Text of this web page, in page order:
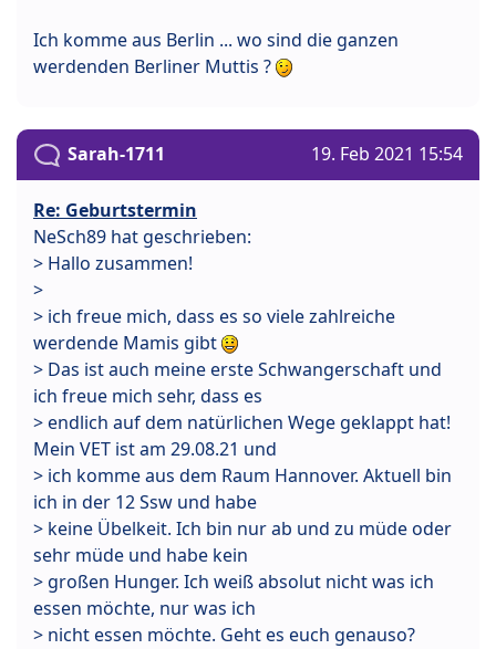
Ich komme aus Berlin ... wo sind die ganzen
werdenden Berliner Muttis ?
Sarah-1711 19. Feb 2021 15:54
Re: Geburtstermin
NeSch89 hat geschrieben:
> Hallo zusammen!
>
> ich freue mich, dass es so viele zahlreiche
werdende Mamis gibt
> Das ist auch meine erste Schwangerschaft und
ich freue mich sehr, dass es
> endlich auf dem natürlichen Wege geklappt hat!
Mein VET ist am 29.08.21 und
> ich komme aus dem Raum Hannover. Aktuell bin
ich in der 12 Ssw und habe
> keine Übelkeit. Ich bin nur ab und zu müde oder
sehr müde und habe kein
> großen Hunger. Ich weiß absolut nicht was ich
essen möchte, nur was ich
> nicht essen möchte. Geht es euch genauso?